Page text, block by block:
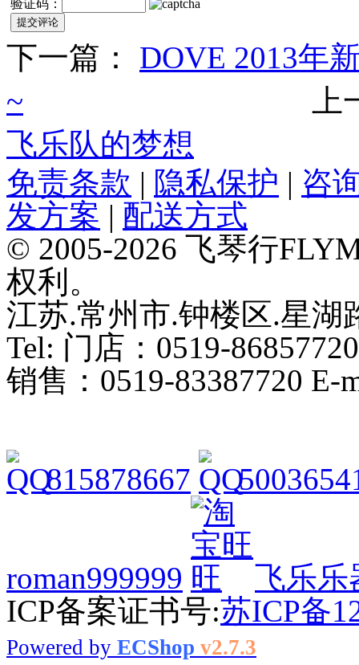
验证码：
下一篇： DOVE 2013年
~
飞乐队的梦想
免责条款 | 隐私保护 | 咨
发方案 | 配送方式
© 2005-2026 飞琴行
权利。
江苏.常州市.钟楼区.星湖
Tel: 门店：0519-86857720
销售：0519-83387720 E-
815878667
roman999999
飞乐乐
ICP备案证书号:苏ICP备
Powered by ECShop v2.7.3